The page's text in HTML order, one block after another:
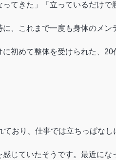
てきた」「立っているだけ
、これまで一度も身体のメ
初めて整体を受けられた、20
おり、仕事では立ちっぱな
じていたそうです。最近に